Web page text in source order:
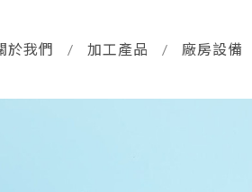
於我們 / 加工產品 / 廠房設備